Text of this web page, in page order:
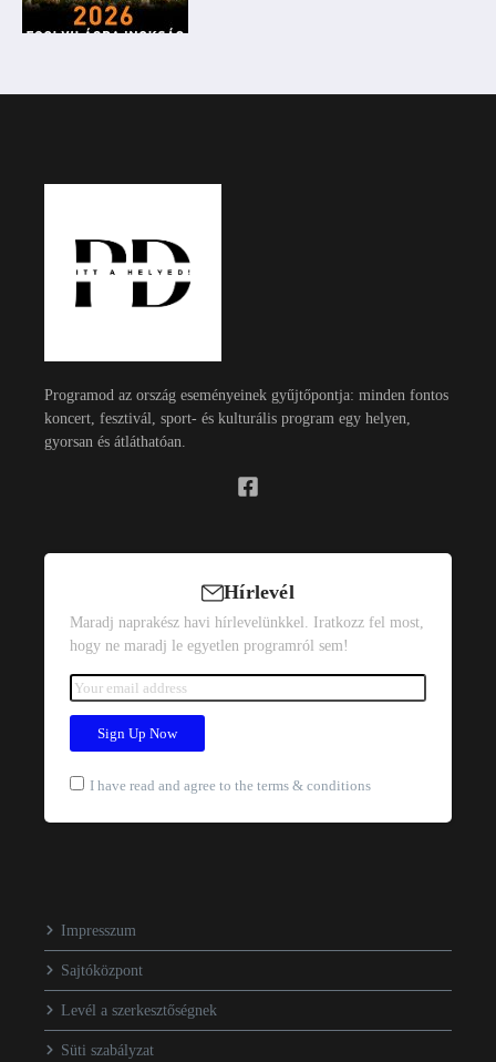
Programod az ország eseményeinek gyűjtőpontja: minden fontos
koncert, fesztivál, sport- és kulturális program egy helyen,
gyorsan és átláthatóan.
Hírlevél
Maradj naprakész havi hírlevelünkkel. Iratkozz fel most,
hogy ne maradj le egyetlen programról sem!
I have read and agree to the terms & conditions
Impresszum
Sajtóközpont
Levél a szerkesztőségnek
Süti szabályzat